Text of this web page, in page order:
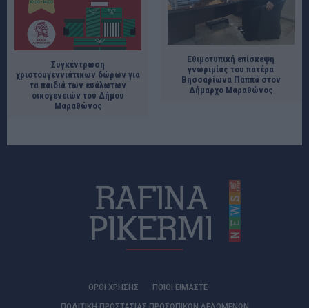
Συγκέντρωση
χριστουγεννιάτικων δώρων για
τα παιδιά των ευάλωτων
οικογενειών του Δήμου
Μαραθώνος
Εθιμοτυπική επίσκεψη
γνωριμίας του πατέρα
Βησσαρίωνα Παππά στον
Δήμαρχο Μαραθώνος
ΟΡΟΙ ΧΡΗΣΗΣ
ΠΟΙΟΊ ΕΊΜΑΣΤΕ